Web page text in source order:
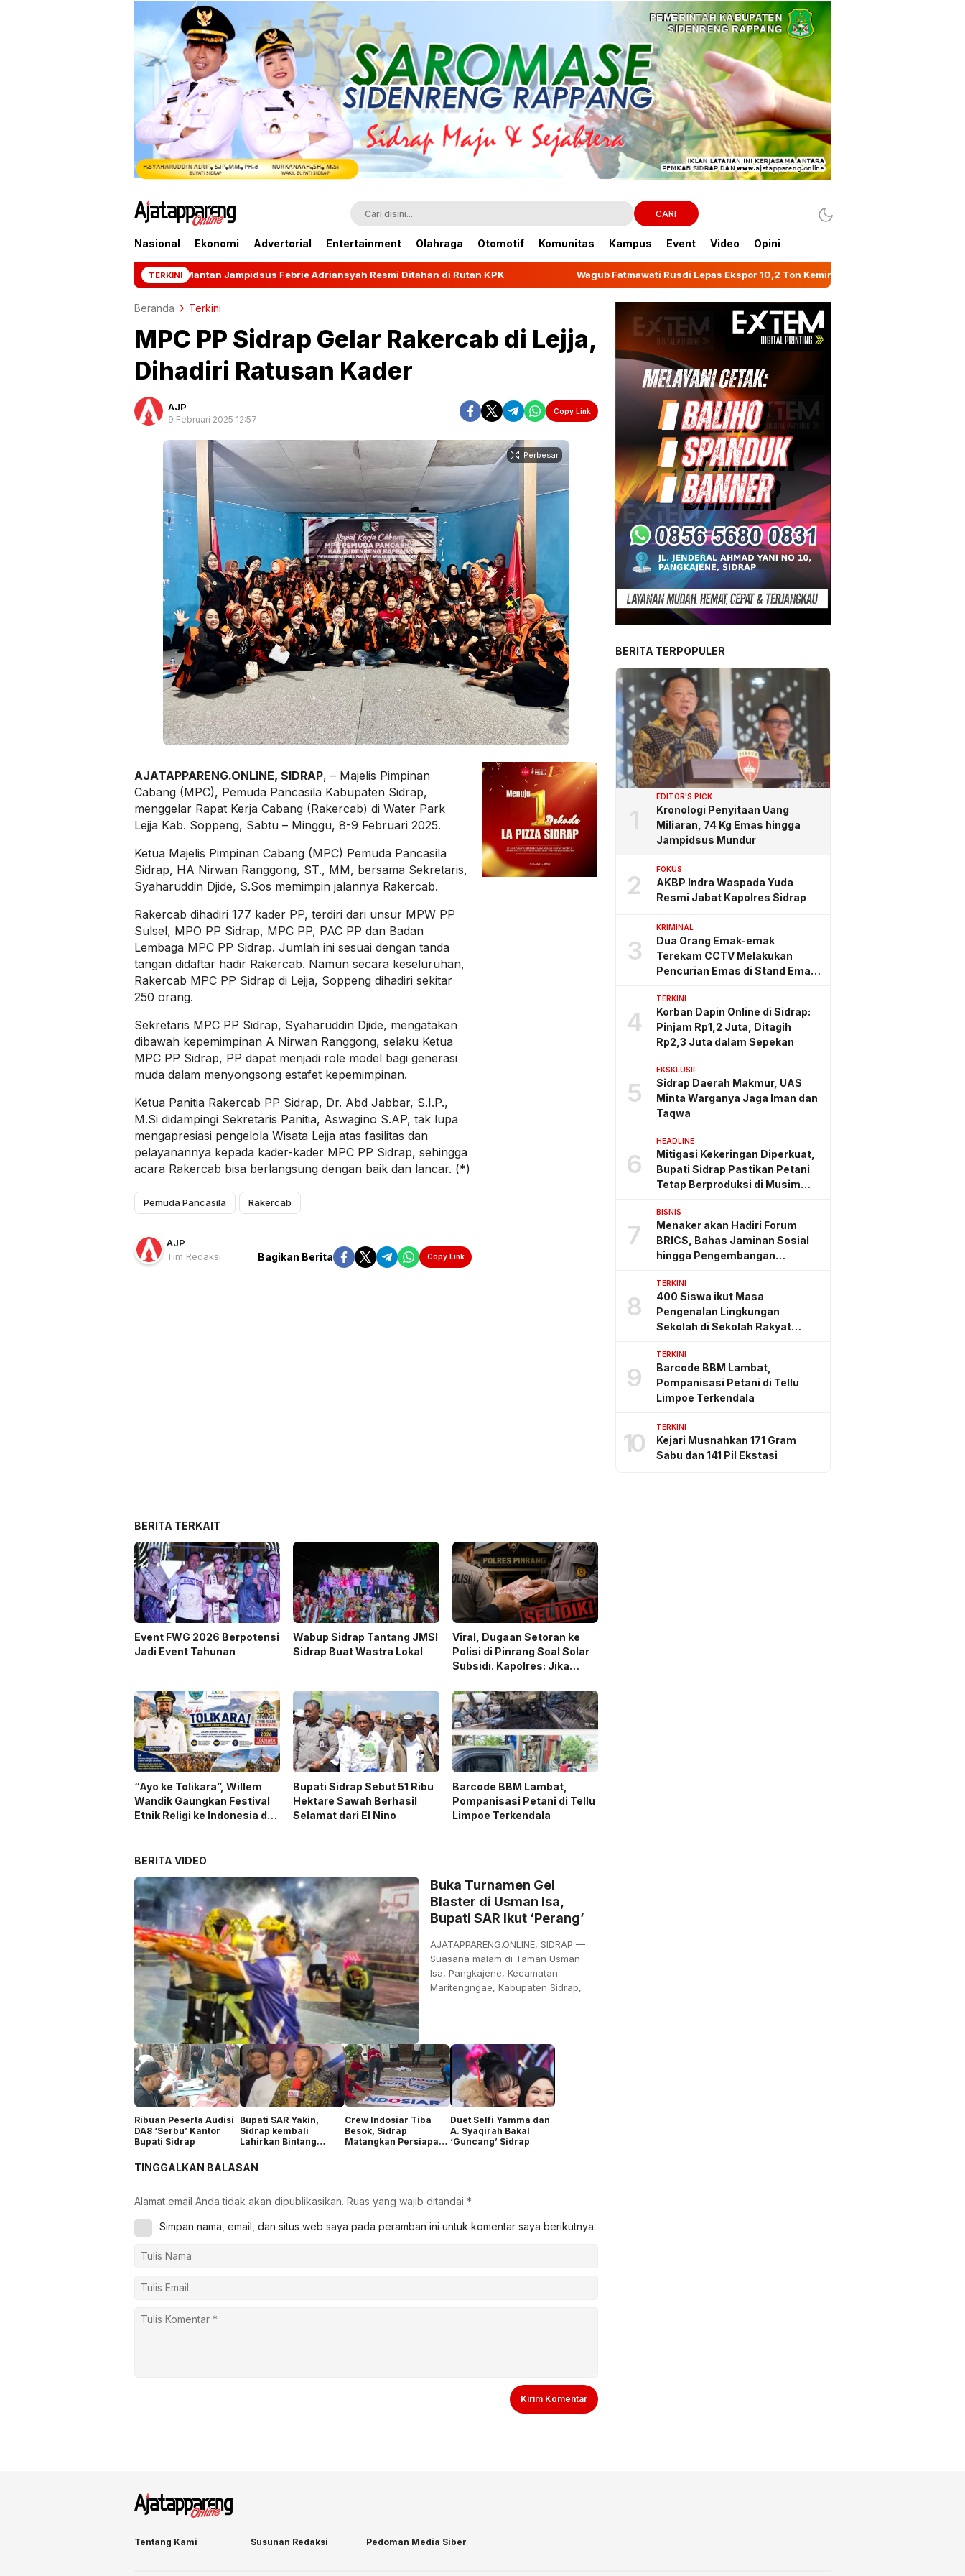
CARI
Nasional Ekonomi Advertorial Entertainment Olahraga Otomotif Komunitas Kampus Event Video Opini
TERKINI
Mantan Jampidsus Febrie Adriansyah Resmi Ditahan di Rutan KPK Wagub Fatmawati Rusdi Lepas Ekspor 10,2 Ton Kemiri Luwu ke Jeddah
Beranda Terkini
MPC PP Sidrap Gelar Rakercab di Lejja,
Dihadiri Ratusan Kader
AJP
9 Februari 2025 12:57
Copy Link
Perbesar
AJATAPPARENG.ONLINE, SIDRAP, – Majelis Pimpinan
Cabang (MPC), Pemuda Pancasila Kabupaten Sidrap,
menggelar Rapat Kerja Cabang (Rakercab) di Water Park
Lejja Kab. Soppeng, Sabtu – Minggu, 8-9 Februari 2025.
Ketua Majelis Pimpinan Cabang (MPC) Pemuda Pancasila
Sidrap, HA Nirwan Ranggong, ST., MM, bersama Sekretaris,
Syaharuddin Djide, S.Sos memimpin jalannya Rakercab.
Rakercab dihadiri 177 kader PP, terdiri dari unsur MPW PP
Sulsel, MPO PP Sidrap, MPC PP, PAC PP dan Badan
Lembaga MPC PP Sidrap. Jumlah ini sesuai dengan tanda
tangan didaftar hadir Rakercab. Namun secara keseluruhan,
Rakercab MPC PP Sidrap di Lejja, Soppeng dihadiri sekitar
250 orang.
Sekretaris MPC PP Sidrap, Syaharuddin Djide, mengatakan
dibawah kepemimpinan A Nirwan Ranggong, selaku Ketua
MPC PP Sidrap, PP dapat menjadi role model bagi generasi
muda dalam menyongsong estafet kepemimpinan.
Ketua Panitia Rakercab PP Sidrap, Dr. Abd Jabbar, S.I.P.,
M.Si didampingi Sekretaris Panitia, Aswagino S.AP, tak lupa
mengapresiasi pengelola Wisata Lejja atas fasilitas dan
pelayanannya kepada kader-kader MPC PP Sidrap, sehingga
acara Rakercab bisa berlangsung dengan baik dan lancar. (*)
Pemuda Pancasila Rakercab
AJP
Tim Redaksi
Bagikan Berita Copy Link
BERITA TERKAIT
Event FWG 2026 Berpotensi
Jadi Event Tahunan
Wabup Sidrap Tantang JMSI
Sidrap Buat Wastra Lokal
Viral, Dugaan Setoran ke
Polisi di Pinrang Soal Solar
Subsidi. Kapolres: Jika
“Ayo ke Tolikara”, Willem
Wandik Gaungkan Festival
Etnik Religi ke Indonesia dan
Bupati Sidrap Sebut 51 Ribu
Hektare Sawah Berhasil
Selamat dari El Nino
Barcode BBM Lambat,
Pompanisasi Petani di Tellu
Limpoe Terkendala
BERITA VIDEO
Buka Turnamen Gel
Blaster di Usman Isa,
Bupati SAR Ikut ‘Perang’
AJATAPPARENG.ONLINE, SIDRAP —
Suasana malam di Taman Usman
Isa, Pangkajene, Kecamatan
Maritengngae, Kabupaten Sidrap,
Ribuan Peserta Audisi
DA8 ‘Serbu’ Kantor
Bupati Sidrap
Bupati SAR Yakin,
Sidrap kembali
Lahirkan Bintang
Crew Indosiar Tiba
Besok, Sidrap
Matangkan Persiapan
Duet Selfi Yamma dan
A. Syaqirah Bakal
‘Guncang’ Sidrap
TINGGALKAN BALASAN
Alamat email Anda tidak akan dipublikasikan. Ruas yang wajib ditandai *
Simpan nama, email, dan situs web saya pada peramban ini untuk komentar saya berikutnya.
BERITA TERPOPULER
1
EDITOR'S PICK
Kronologi Penyitaan Uang
Miliaran, 74 Kg Emas hingga
Jampidsus Mundur
2
FOKUS
AKBP Indra Waspada Yuda
Resmi Jabat Kapolres Sidrap
3
KRIMINAL
Dua Orang Emak-emak
Terekam CCTV Melakukan
Pencurian Emas di Stand Emas
4
TERKINI
Korban Dapin Online di Sidrap:
Pinjam Rp1,2 Juta, Ditagih
Rp2,3 Juta dalam Sepekan
5
EKSKLUSIF
Sidrap Daerah Makmur, UAS
Minta Warganya Jaga Iman dan
Taqwa
6
HEADLINE
Mitigasi Kekeringan Diperkuat,
Bupati Sidrap Pastikan Petani
Tetap Berproduksi di Musim
7
BISNIS
Menaker akan Hadiri Forum
BRICS, Bahas Jaminan Sosial
hingga Pengembangan
8
TERKINI
400 Siswa ikut Masa
Pengenalan Lingkungan
Sekolah di Sekolah Rakyat
9
TERKINI
Barcode BBM Lambat,
Pompanisasi Petani di Tellu
Limpoe Terkendala
10
TERKINI
Kejari Musnahkan 171 Gram
Sabu dan 141 Pil Ekstasi
Tentang Kami Susunan Redaksi Pedoman Media Siber